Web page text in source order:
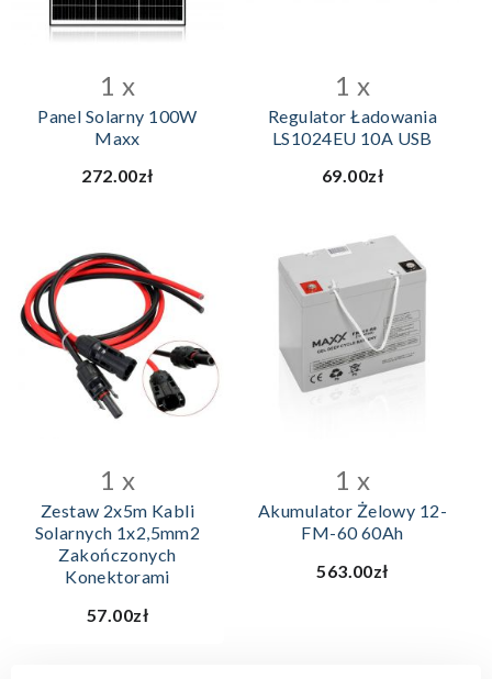
1 x
Panel Solarny 100W
Maxx
272.00zł
1 x
Regulator Ładowania
LS1024EU 10A USB
69.00zł
1 x
Zestaw 2x5m Kabli
Solarnych 1x2,5mm2
Zakończonych
Konektorami
57.00zł
1 x
Akumulator Żelowy 12-
FM-60 60Ah
563.00zł